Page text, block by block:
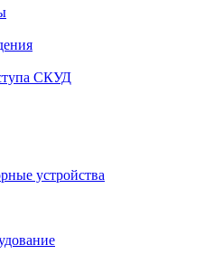
СКУД
устройства